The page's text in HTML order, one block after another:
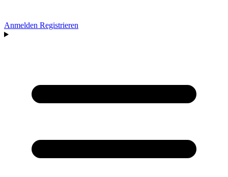
Anmelden Registrieren